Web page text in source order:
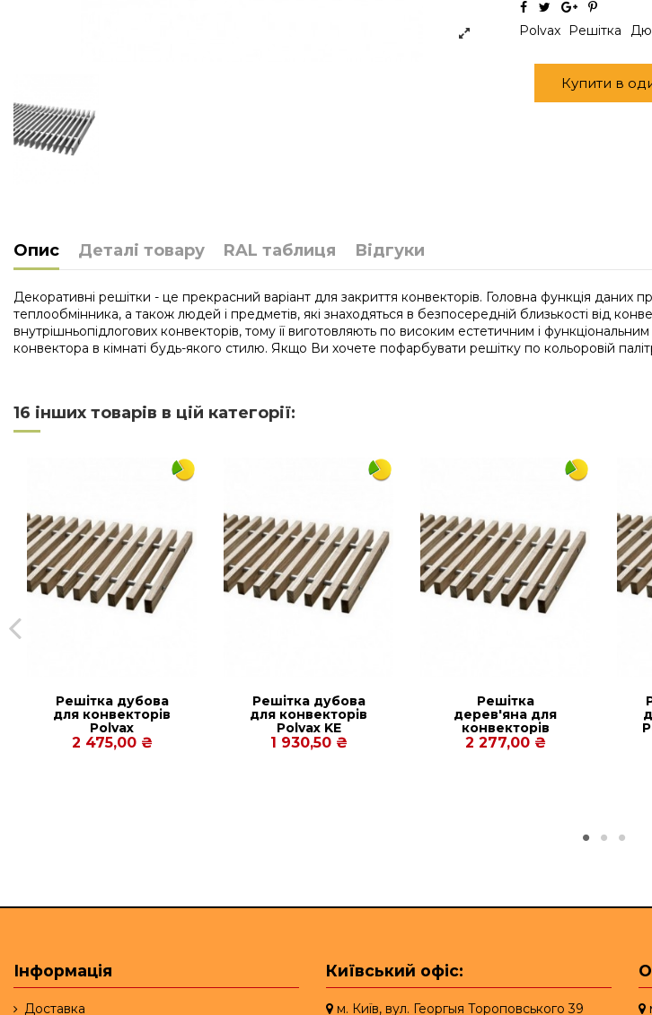
Polvax Решітка
Купити в
Опис Деталі товару RAL таблиця Відгуки
Декоративні решітки - це прекрасний варіант для закриття конвекторів. Головна функція
теплообмінника, а також людей і предметів, які знаходяться в безпосередній близькості від
внутрішньопідлогових конвекторів, тому її виготовляють по високим естетичним і
конвектора в кімнаті будь-якого стилю. Якщо Ви хочете пофарбувати решітку по кольоровій
Ширина
16 інших товарів в цій категорії:
Решітка дубова
для конвекторів
Polvax
KV.230.2000.78
2 475,00 ₴
Решітка дубова
для конвекторів
Рolvax KE
230.1500.67
1 930,50 ₴
Решітка
дерев'яна для
конвекторів
Carrera СV
Inox/Black 90/120.
2 277,00 ₴
Інформація
Доставка
Київський офіс:
м. Київ, вул. Георгыя Тороповського 39